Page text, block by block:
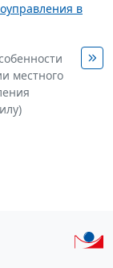
в
местного